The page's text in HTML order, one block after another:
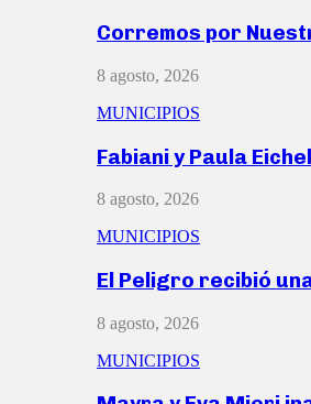
Corremos por
8 agosto, 2026
MUNICIPIOS
Fabiani y Paula
8 agosto, 2026
MUNICIPIOS
El Peligro recibió
8 agosto, 2026
MUNICIPIOS